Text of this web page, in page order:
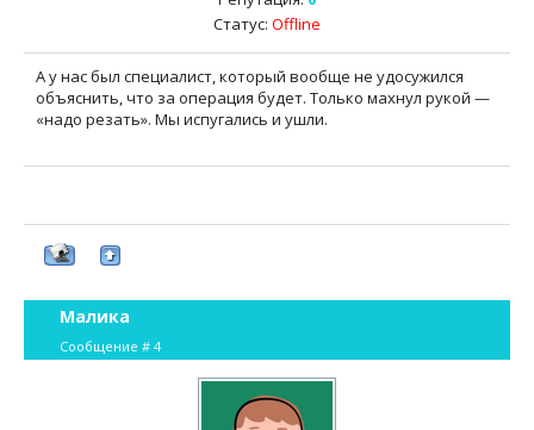
Статус: Offline
А у нас был специалист, который вообще не удосужился
объяснить, что за операция будет. Только махнул рукой —
«надо резать». Мы испугались и ушли.
Малика
Сообщение # 4